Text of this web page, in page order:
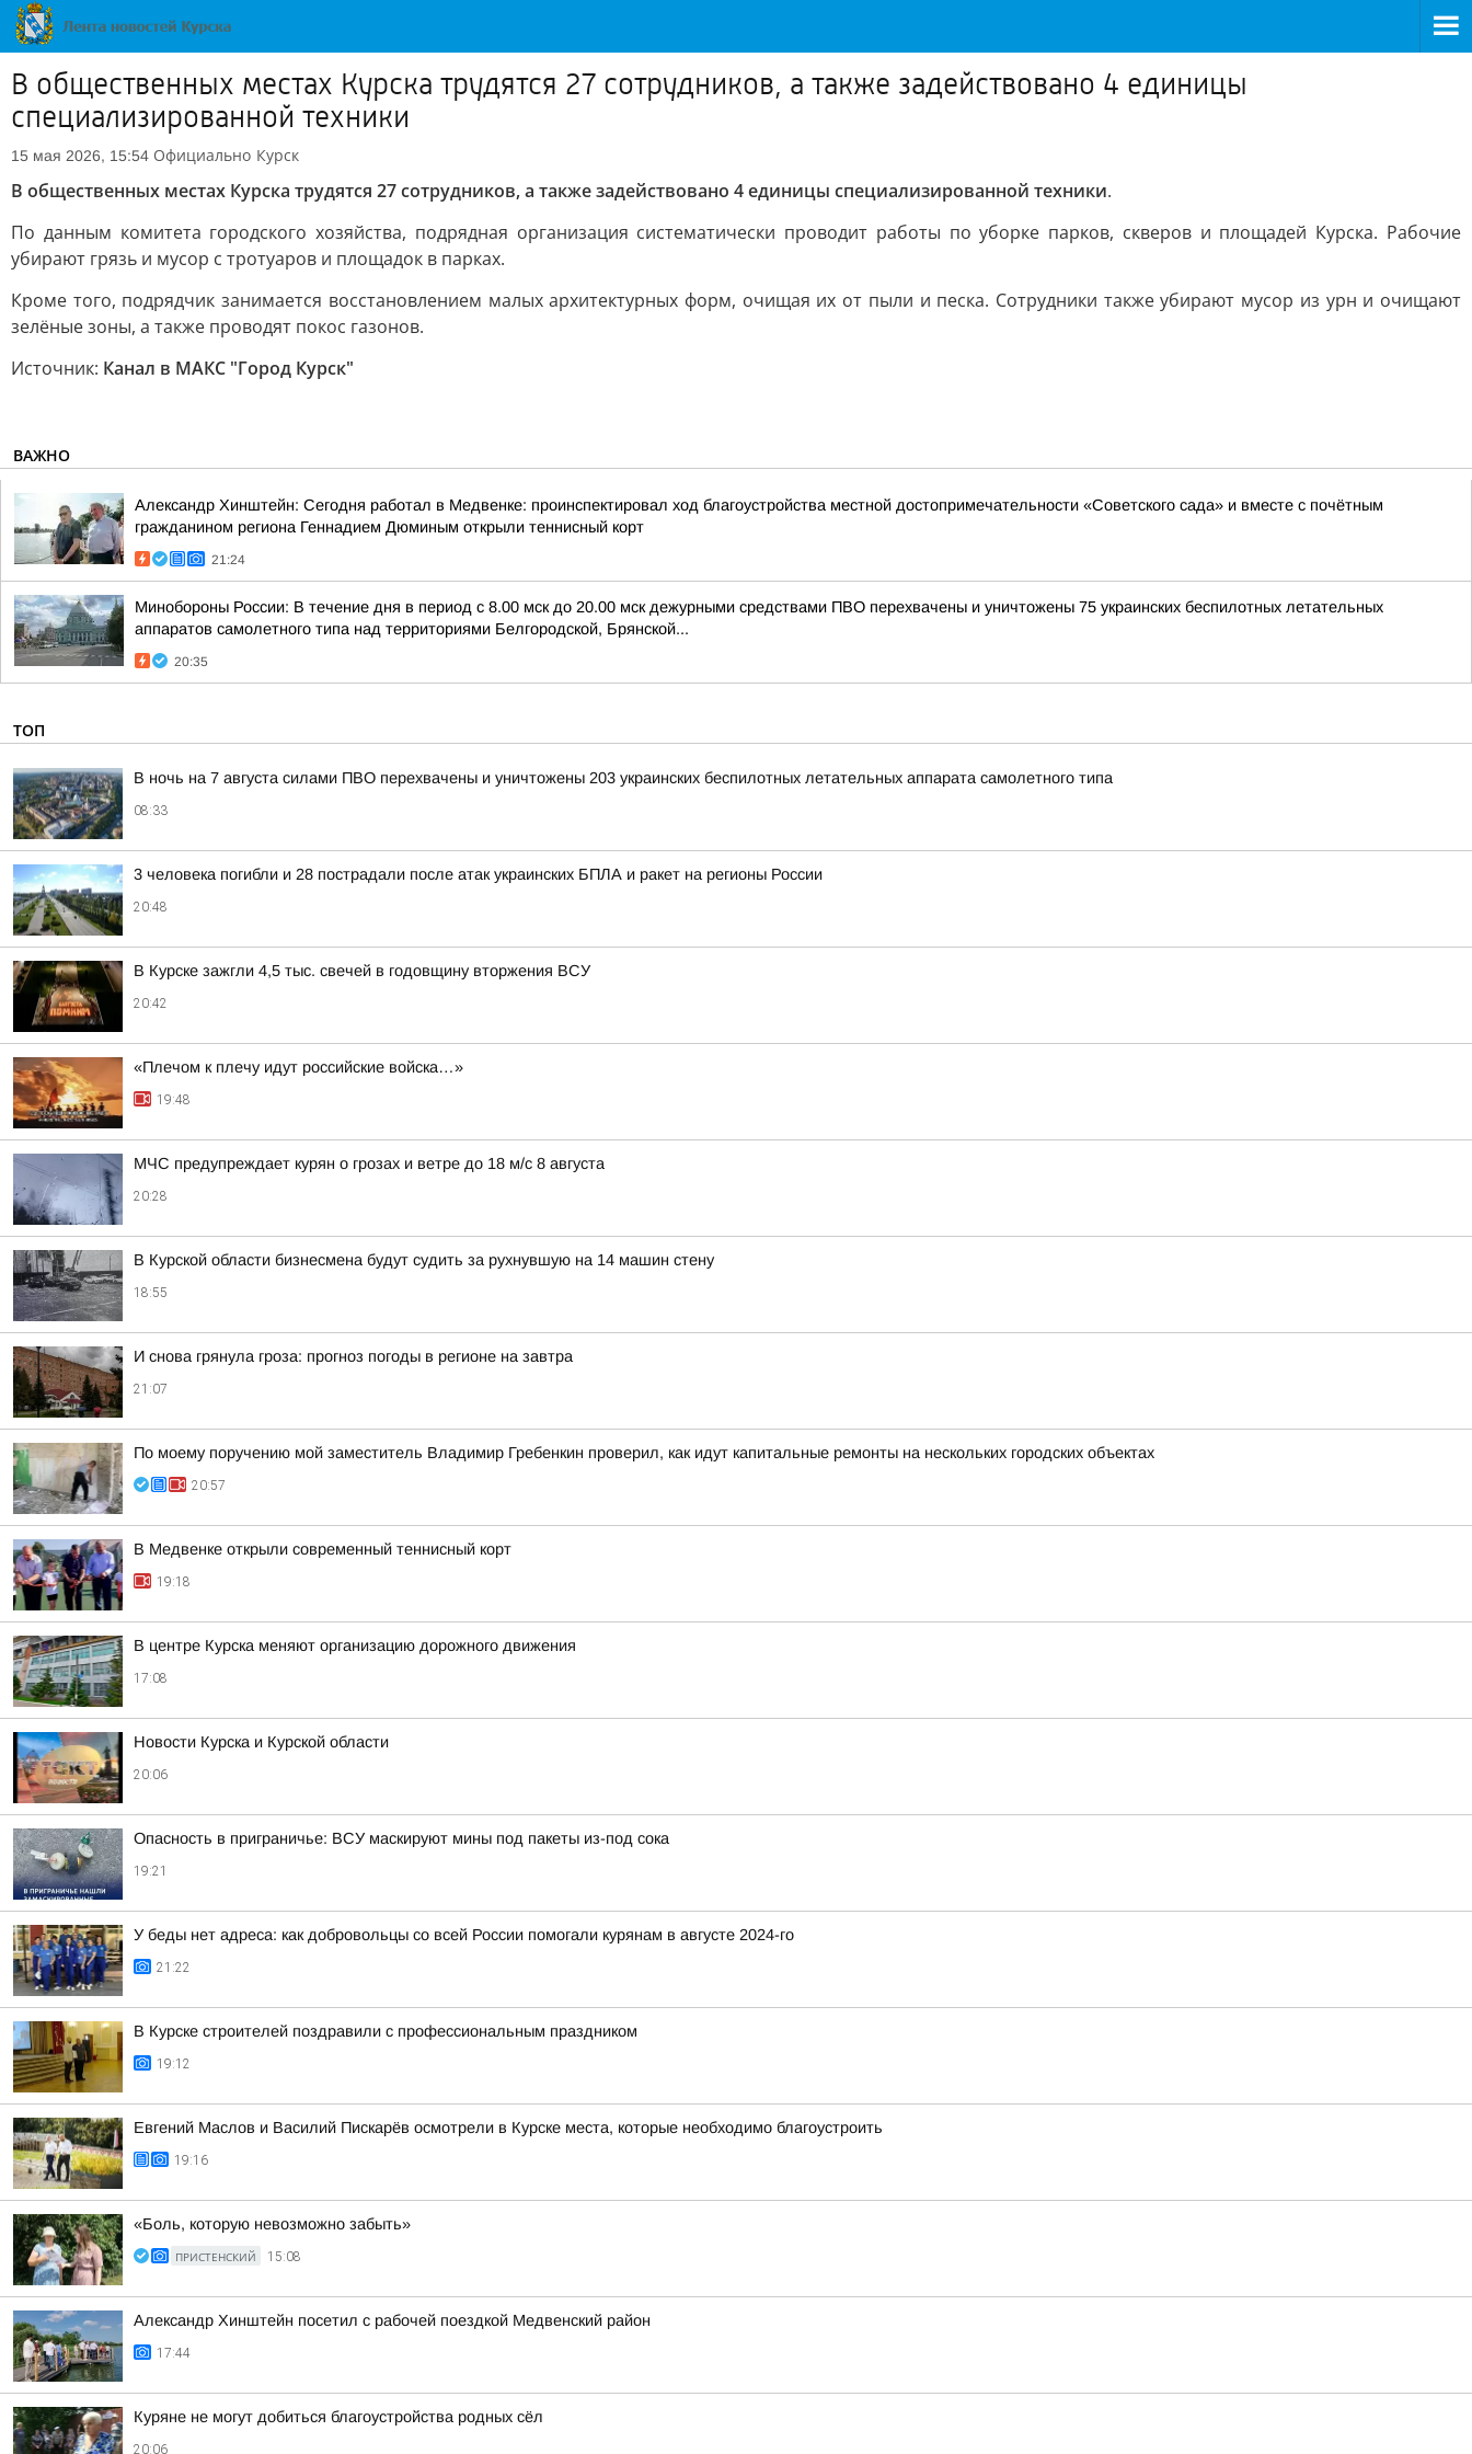
В общественных местах Курска трудятся 27 сотрудников, а также задействовано 4 единицы
специализированной техники
15 мая 2026, 15:54 Официально Курск
В общественных местах Курска трудятся 27 сотрудников, а также задействовано 4 единицы специализированной техники.
По данным комитета городского хозяйства, подрядная организация систематически проводит работы по уборке парков, скверов и площадей Курска. Рабочие
убирают грязь и мусор с тротуаров и площадок в парках.
Кроме того, подрядчик занимается восстановлением малых архитектурных форм, очищая их от пыли и песка. Сотрудники также убирают мусор из урн и очищают
зелёные зоны, а также проводят покос газонов.
Источник: Канал в МАКС "Город Курск"
ВАЖНО
Александр Хинштейн: Сегодня работал в Медвенке: проинспектировал ход благоустройства местной достопримечательности «Советского сада» и вместе с почётным
гражданином региона Геннадием Дюминым открыли теннисный корт
21:24
Минобороны России: В течение дня в период с 8.00 мск до 20.00 мск дежурными средствами ПВО перехвачены и уничтожены 75 украинских беспилотных летательных
аппаратов самолетного типа над территориями Белгородской, Брянской...
20:35
ТОП
В ночь на 7 августа силами ПВО перехвачены и уничтожены 203 украинских беспилотных летательных аппарата самолетного типа
08:33
3 человека погибли и 28 пострадали после атак украинских БПЛА и ракет на регионы России
20:48
В Курске зажгли 4,5 тыс. свечей в годовщину вторжения ВСУ
20:42
«Плечом к плечу идут российские войска…»
19:48
МЧС предупреждает курян о грозах и ветре до 18 м/с 8 августа
20:28
В Курской области бизнесмена будут судить за рухнувшую на 14 машин стену
18:55
И снова грянула гроза: прогноз погоды в регионе на завтра
21:07
По моему поручению мой заместитель Владимир Гребенкин проверил, как идут капитальные ремонты на нескольких городских объектах
20:57
В Медвенке открыли современный теннисный корт
19:18
В центре Курска меняют организацию дорожного движения
17:08
Новости Курска и Курской области
20:06
Опасность в приграничье: ВСУ маскируют мины под пакеты из-под сока
19:21
У беды нет адреса: как добровольцы со всей России помогали курянам в августе 2024-го
21:22
В Курске строителей поздравили с профессиональным праздником
19:12
Евгений Маслов и Василий Пискарёв осмотрели в Курске места, которые необходимо благоустроить
19:16
«Боль, которую невозможно забыть»
ПРИСТЕНСКИЙ 15:08
Александр Хинштейн посетил с рабочей поездкой Медвенский район
17:44
Куряне не могут добиться благоустройства родных сёл
20:06